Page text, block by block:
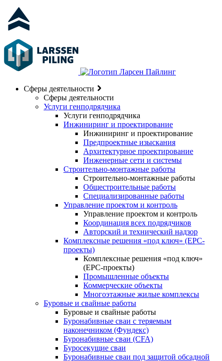
Сферы деятельности
Сферы деятельности
Услуги генподрядчика
Услуги генподрядчика
Инжиниринг и проектирование
Инжиниринг и проектирование
Предпроектные изыскания
Архитектурное проектирование
Инженерные сети и системы
Строительно-монтажные работы
Строительно-монтажные работы
Общестроительные работы
Специализированные работы
Управление проектом и контроль
Управление проектом и контроль
Координация всех подрядчиков
Авторский и технический надзор
Комплексные решения «под ключ» (EPC-
проекты)
Комплексные решения «под ключ»
(EPC-проекты)
Промышленные объекты
Коммерческие объекты
Многоэтажные жилые комплексы
Буровые и свайные работы
Буровые и свайные работы
Буронабивные сваи с теряемым
наконечником (Фундекс)
Буронабивные сваи (CFA)
Буросекущие сваи
Буронабивные сваи под защитой обсадной